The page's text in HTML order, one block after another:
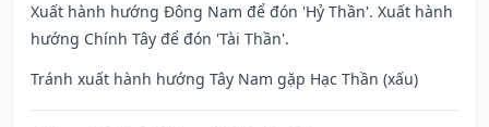
Xuất hành hướng Đông Nam để đón 'Hỷ Thần'. Xuất hành
hướng Chính Tây để đón 'Tài Thần'.
Tránh xuất hành hướng Tây Nam gặp Hạc Thần (xấu)